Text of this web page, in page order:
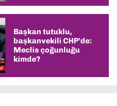
Başkan tutuklu,
başkanvekili CHP’de:
Meclis çoğunluğu
kimde?